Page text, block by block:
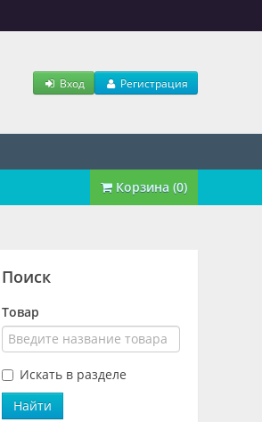
Вход Регистрация
Корзина (0)
Поиск
Товар
Искать в разделе
Найти